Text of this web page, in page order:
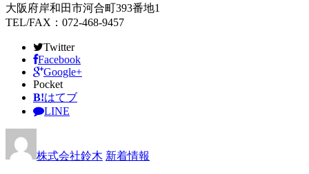
大阪府岸和田市河合町393番地1
TEL/FAX：072-468-9457
Twitter
Facebook
Google+
Pocket
B!はてブ
LINE
株式会社鈴木 新着情報